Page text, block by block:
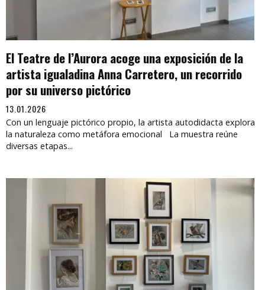
El Teatre de l’Aurora acoge una exposición de la
artista igualadina Anna Carretero, un recorrido
por su universo pictórico
13.01.2026
Con un lenguaje pictórico propio, la artista autodidacta explora
la naturaleza como metáfora emocional La muestra reúne
diversas etapas...